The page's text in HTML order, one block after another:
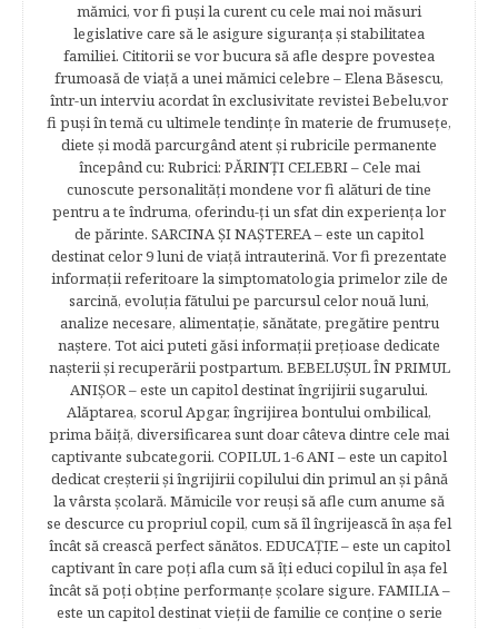
mămici, vor fi puşi la curent cu cele mai noi măsuri
legislative care să le asigure siguranţa şi stabilitatea
familiei. Cititorii se vor bucura să afle despre povestea
frumoasă de viață a unei mămici celebre – Elena Băsescu,
într-un interviu acordat în exclusivitate revistei Bebelu,vor
fi puşi în temă cu ultimele tendinţe în materie de frumuseţe,
diete şi modă parcurgând atent şi rubricile permanente
începând cu: Rubrici: PĂRINŢI CELEBRI – Cele mai
cunoscute personalităţi mondene vor fi alături de tine
pentru a te îndruma, oferindu-ţi un sfat din experienţa lor
de părinte. SARCINA ŞI NAŞTEREA – este un capitol
destinat celor 9 luni de viaţă intrauterină. Vor fi prezentate
informaţii referitoare la simptomatologia primelor zile de
sarcină, evoluţia fătului pe parcursul celor nouă luni,
analize necesare, alimentaţie, sănătate, pregătire pentru
naştere. Tot aici puteti găsi informaţii preţioase dedicate
naşterii şi recuperării postpartum. BEBELUŞUL ÎN PRIMUL
ANIŞOR – este un capitol destinat îngrijirii sugarului.
Alăptarea, scorul Apgar, îngrijirea bontului ombilical,
prima băiţă, diversificarea sunt doar câteva dintre cele mai
captivante subcategorii. COPILUL 1-6 ANI – este un capitol
dedicat creşterii şi îngrijirii copilului din primul an şi până
la vârsta şcolară. Mămicile vor reuşi să afle cum anume să
se descurce cu propriul copil, cum să îl îngrijească în aşa fel
încât să crească perfect sănătos. EDUCAŢIE – este un capitol
captivant în care poţi afla cum să îţi educi copilul în aşa fel
încât să poţi obţine performanţe şcolare sigure. FAMILIA –
este un capitol destinat vieţii de familie ce conţine o serie